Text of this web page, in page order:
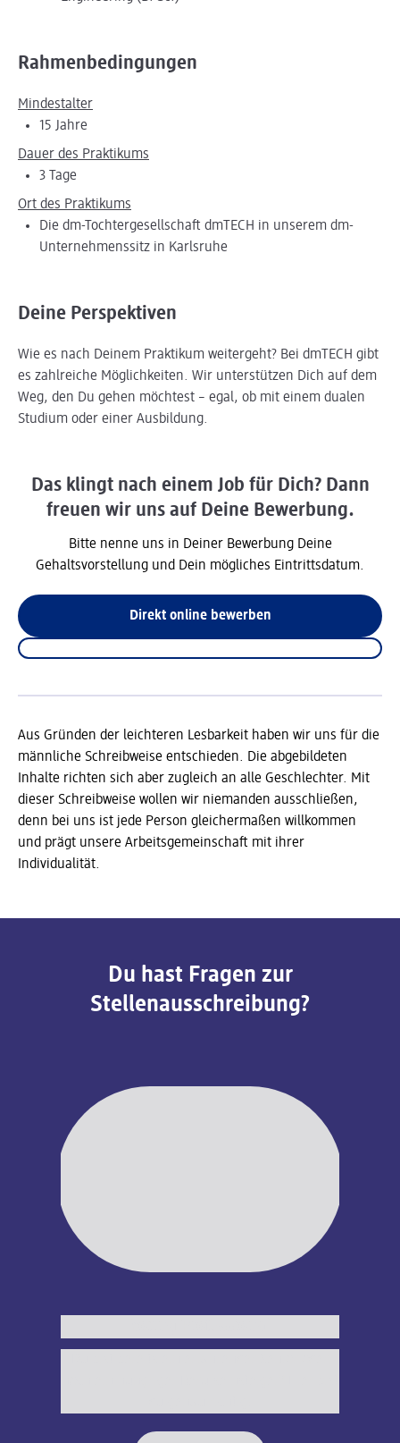
Rahmenbedingungen
Mindestalter
15 Jahre
Dauer des Praktikums
3 Tage
Ort des Praktikums
Die dm-Tochtergesellschaft dmTECH in unserem dm-
Unternehmenssitz in Karlsruhe
Deine Perspektiven
Wie es nach Deinem Praktikum weitergeht? Bei dmTECH gibt
es zahlreiche Möglichkeiten. Wir unterstützen Dich auf dem
Weg, den Du gehen möchtest – egal, ob mit einem dualen
Studium oder einer Ausbildung.
Das klingt nach einem Job für Dich? Dann
freuen wir uns auf Deine Bewerbung.
Bitte nenne uns in Deiner Bewerbung Deine
Gehaltsvorstellung und Dein mögliches Eintrittsdatum.
Direkt online bewerben
Aus Gründen der leichteren Lesbarkeit haben wir uns für die
männliche Schreibweise entschieden. Die abgebildeten
Inhalte richten sich aber zugleich an alle Geschlechter. Mit
dieser Schreibweise wollen wir niemanden ausschließen,
denn bei uns ist jede Person gleichermaßen willkommen
und prägt unsere Arbeitsgemeinschaft mit ihrer
Individualität.
Du hast Fragen zur
Stellenausschreibung?